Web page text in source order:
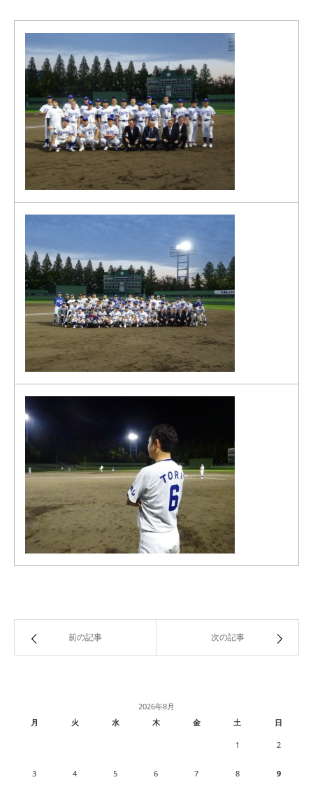
前の記事 次の記事
2026年8月
月
火 水 木 金 土 日
1 2
3 4 5 6 7 8 9